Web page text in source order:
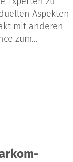
Aspekten
mit anderen
zum...